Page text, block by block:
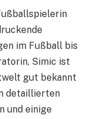
im Fußball bis
Simic ist
gut bekannt
detaillierten
und einige